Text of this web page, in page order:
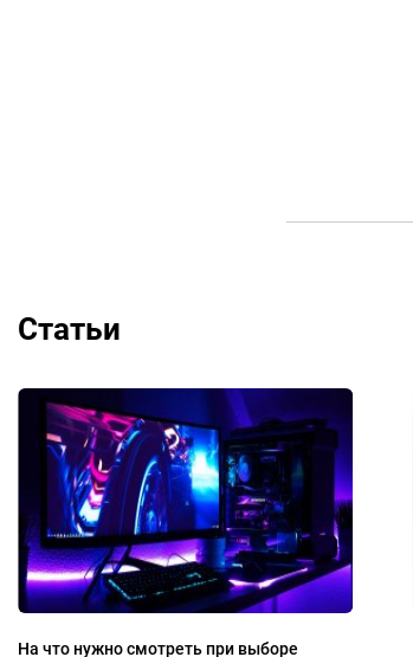
Статьи
На что нужно смотреть при выборе